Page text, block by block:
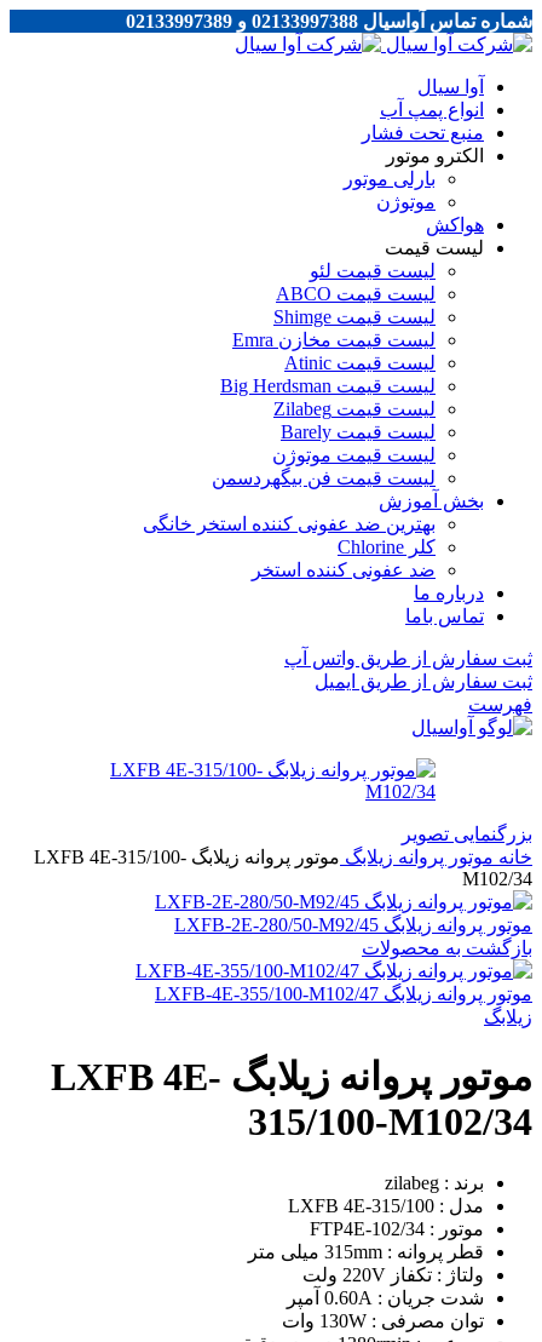
شماره تماس آواسیال 02133997388 و 02133997389
آوا سیال
انواع پمپ آب
منبع تحت فشار
الکترو موتور
بارلی موتور
موتوژن
هواکش
لیست قیمت
لیست قیمت لئو
لیست قیمت ABCO
لیست قیمت Shimge
لیست قیمت مخازن Emra
لیست قیمت Atinic
لیست قیمت Big Herdsman
لیست قیمت Zilabeg
لیست قیمت Barely
لیست قیمت موتوژن
لیست قیمت فن بیگهردسمن
بخش آموزش
بهترین ضد عفونی کننده استخر خانگی
کلر Chlorine
ضد عفونی کننده استخر
درباره ما
تماس باما
ثبت سفارش از طریق واتس آپ
ثبت سفارش از طریق ایمیل
فهرست
بزرگنمایی تصویر
خانه موتور پروانه زیلابگ
موتور پروانه زیلابگ LXFB 4E-315/100-
M102/34
موتور پروانه زیلابگ LXFB-2E-280/50-M92/45
بازگشت به محصولات
موتور پروانه زیلابگ LXFB-4E-355/100-M102/47
زیلابگ
موتور پروانه زیلابگ LXFB 4E-
315/100-M102/34
برند : zilabeg
مدل : LXFB 4E-315/100
موتور : FTP4E-102/34
قطر پروانه : 315mm میلی متر
ولتاژ : تکفاز 220V ولت
شدت جریان : 0.60A آمپر
توان مصرفی : 130W وات